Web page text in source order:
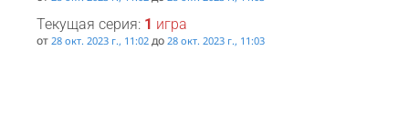
Текущая серия: 1 игра
от 28 окт. 2023 г., 11:02до 28 окт. 2023 г., 11:03